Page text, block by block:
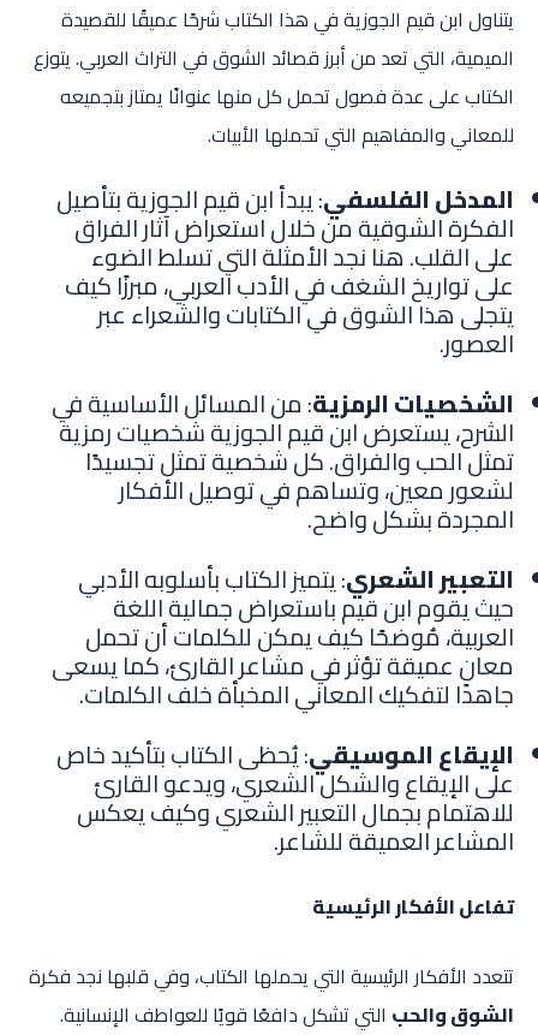
يتناول ابن قيم الجوزية في هذا الكتاب شرحًا عميقًا للقصيدة
الميمية، التي تعد من أبرز قصائد الشوق في التراث العربي. يتوزع
الكتاب على عدة فصول تحمل كل منها عنوانًا يمتاز بتجميعه
للمعاني والمفاهيم التي تحملها الأبيات.
المدخل الفلسفي: يبدأ ابن قيم الجوزية بتأصيل
الفكرة الشوقية من خلال استعراض آثار الفراق
على القلب. هنا نجد الأمثلة التي تسلط الضوء
على تواريخ الشغف في الأدب العربي، مبرزًا كيف
يتجلى هذا الشوق في الكتابات والشعراء عبر
العصور.
الشخصيات الرمزية: من المسائل الأساسية في
الشرح، يستعرض ابن قيم الجوزية شخصيات رمزية
تمثل الحب والفراق. كل شخصية تمثل تجسيدًا
لشعور معين، وتساهم في توصيل الأفكار
المجردة بشكل واضح.
التعبير الشعري: يتميز الكتاب بأسلوبه الأدبي
حيث يقوم ابن قيم باستعراض جمالية اللغة
العربية، مُوضحًا كيف يمكن للكلمات أن تحمل
معانٍ عميقة تؤثر في مشاعر القارئ، كما يسعى
جاهدا لتفكيك المعاني المخبأة خلف الكلمات.
الإيقاع الموسيقي: يُحظى الكتاب بتأكيد خاص
على الإيقاع والشكل الشعري، ويدعو القارئ
للاهتمام بجمال التعبير الشعري وكيف يعكس
المشاعر العميقة للشاعر.
تفاعل الأفكار الرئيسية
تتعدد الأفكار الرئيسية التي يحملها الكتاب، وفي قلبها نجد فكرة
الشوق والحب التي تشكل دافعًا قويًا للعواطف الإنسانية.